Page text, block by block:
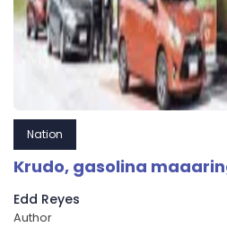
Nation
Krudo, gasolina
Edd Reyes
Author